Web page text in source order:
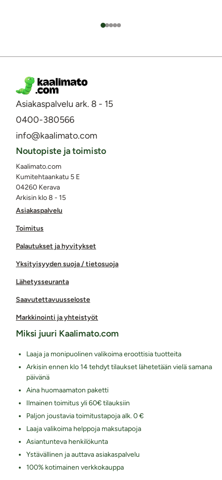
Asiakaspalvelu ark. 8 - 15
0400-380566
info@kaalimato.com
Asiakaspalvelu
Toimitus
Palautukset ja hyvitykset
Yksityisyyden suoja / tietosuoja
Lähetysseuranta
Saavutettavuusseloste
Markkinointi ja yhteistyöt
Noutopiste ja toimisto
Kaalimato.com
Kumitehtaankatu 5 E
04260 Kerava
Arkisin klo 8 - 15
Miksi juuri Kaalimato.com
Laaja ja monipuolinen valikoima eroottisia tuotteita
Arkisin ennen klo 14 tehdyt tilaukset lähetetään vielä samana
päivänä
Aina huomaamaton paketti
Ilmainen toimitus yli 60€ tilauksiin
Paljon joustavia toimitustapoja alk. 0 €
Laaja valikoima helppoja maksutapoja
Asiantunteva henkilökunta
Ystävällinen ja auttava asiakaspalvelu
100% kotimainen verkkokauppa